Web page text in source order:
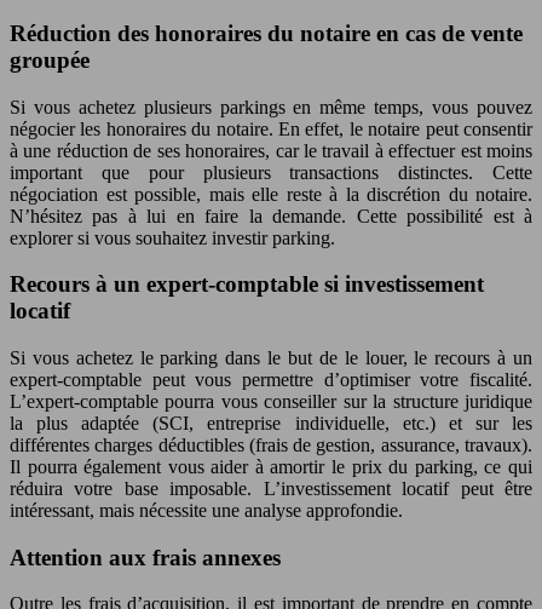
Réduction des honoraires du notaire en cas de vente
groupée
Si vous achetez plusieurs parkings en même temps, vous pouvez
négocier les honoraires du notaire. En effet, le notaire peut consentir
à une réduction de ses honoraires, car le travail à effectuer est moins
important que pour plusieurs transactions distinctes. Cette
négociation est possible, mais elle reste à la discrétion du notaire.
N’hésitez pas à lui en faire la demande. Cette possibilité est à
explorer si vous souhaitez investir parking.
Recours à un expert-comptable si investissement
locatif
Si vous achetez le parking dans le but de le louer, le recours à un
expert-comptable peut vous permettre d’optimiser votre fiscalité.
L’expert-comptable pourra vous conseiller sur la structure juridique
la plus adaptée (SCI, entreprise individuelle, etc.) et sur les
différentes charges déductibles (frais de gestion, assurance, travaux).
Il pourra également vous aider à amortir le prix du parking, ce qui
réduira votre base imposable. L’investissement locatif peut être
intéressant, mais nécessite une analyse approfondie.
Attention aux frais annexes
Outre les frais d’acquisition, il est important de prendre en compte